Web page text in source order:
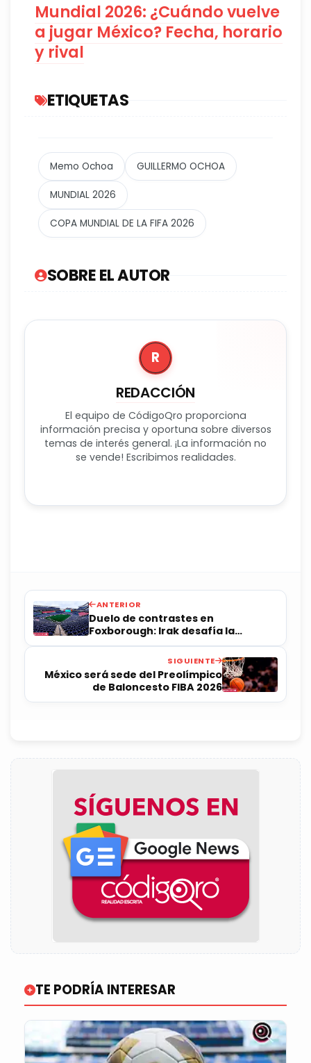
Mundial 2026: ¿Cuándo vuelve
a jugar México? Fecha, horario
y rival
ETIQUETAS
Memo Ochoa GUILLERMO OCHOA
MUNDIAL 2026
COPA MUNDIAL DE LA FIFA 2026
SOBRE EL AUTOR
R
REDACCIÓN
El equipo de CódigoQro proporciona
información precisa y oportuna sobre diversos
temas de interés general. ¡La información no
se vende! Escribimos realidades.
ANTERIOR
Duelo de contrastes en
Foxborough: Irak desafía la
potencia nórdica de Noruega en el
Gillette StadiumSIGUIENTE
México será sede del Preolímpico
de Baloncesto FIBA ​​2026
TE PODRÍA INTERESAR